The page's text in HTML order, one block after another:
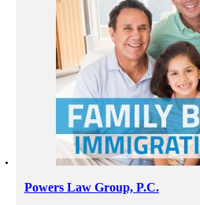
Powers Law Group, P.C.